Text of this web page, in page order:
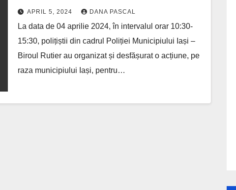
Polițiștii ieșeni au reținut și șapte
permise de conducere
APRIL 5, 2024 DANA PASCAL
La data de 04 aprilie 2024, în intervalul orar 10:30-
15:30, polițiștii din cadrul Poliției Municipiului Iași –
Biroul Rutier au organizat și desfășurat o acțiune, pe
raza municipiului Iași, pentru…